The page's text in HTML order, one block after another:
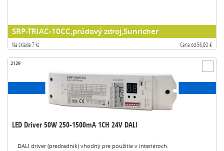
SRP-TRIAC-10CC,prúdový zdroj,Sunricher
Na sklade 7 ks Cena od 56,00 €
2129
LED Driver 50W 250-1500mA 1CH 24V DALI
DALI driver (predradník) vhodný pre použitie v interiéroch.